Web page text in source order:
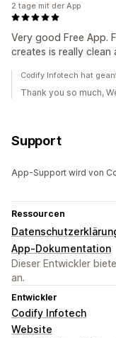
Very good Free App.
creates is really clean
2 tage mit der App
Codify Infotech hat
Thank you so much,
Support
App-Support wird von
Ressourcen
App-Dokumentation
Dieser Entwickler
an.
Entwickler
Codify Infotech
Website